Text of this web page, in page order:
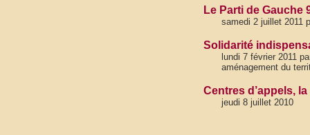
Le Parti de Gauche
samedi 2 juillet 2011
Solidarité
lundi 7 février 2011
aménagement du
Centres d’appels,
jeudi 8 juillet 2010